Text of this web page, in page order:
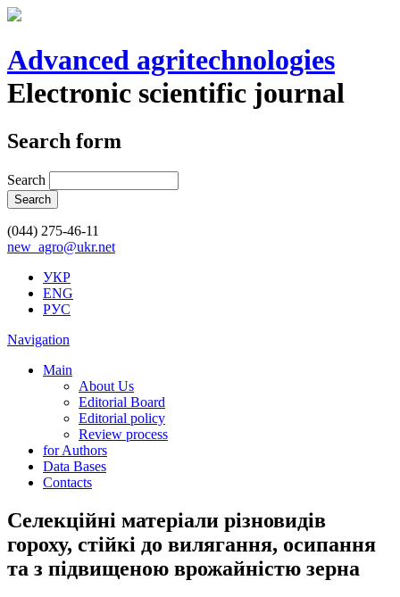
Advanced agritechnologies
Electronic scientific journal
Search form
Search
(044) 275-46-11
new_agro@ukr.net
УКР
ENG
РУС
Navigation
Main
About Us
Editorial Board
Editorial policy
Review process
for Authors
Data Bases
Contacts
Селекційні матеріали різновидів
гороху, стійкі до вилягання, осипання
та з підвищеною врожайністю зерна